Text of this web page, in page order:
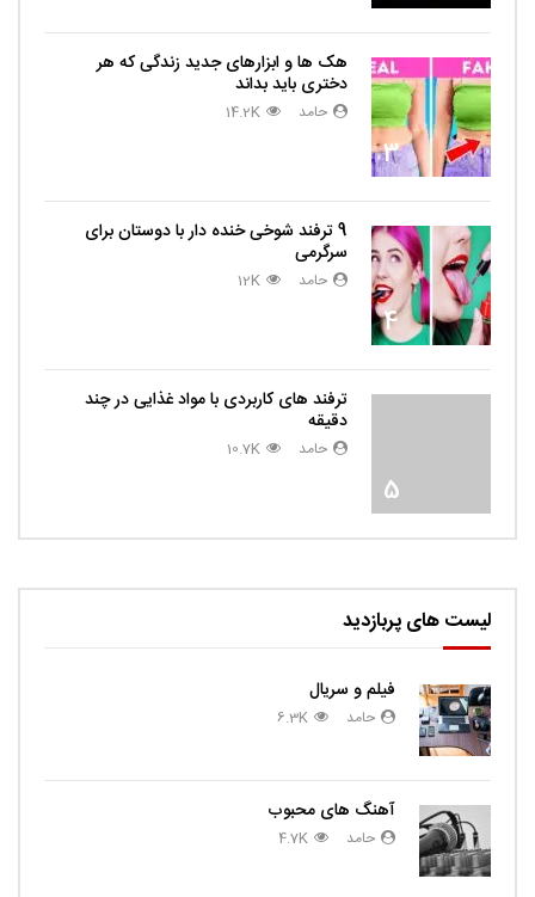
3
هک ها و ابزارهای جدید زندگی که هر
دختری باید بداند
حامد 14.2K
4
9 ترفند شوخی خنده دار با دوستان برای
سرگرمی
حامد 12K
5
ترفند های کاربردی با مواد غذایی در چند
دقیقه
حامد 10.7K
لیست های پربازدید
فیلم و سریال
حامد 6.3K
آهنگ های محبوب
حامد 4.7K